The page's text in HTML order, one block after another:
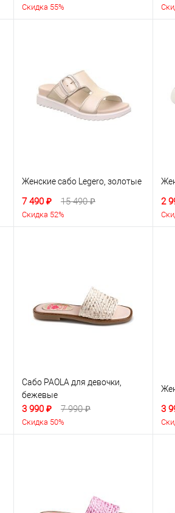
Скидка 55%
Женские сабо Legero, золотые
7 490 ₽ 15 490 ₽
Скидка 52%
2
Сабо PAOLA для девочки,
бежевые
3 990 ₽ 7 990 ₽
Скидка 50%
3